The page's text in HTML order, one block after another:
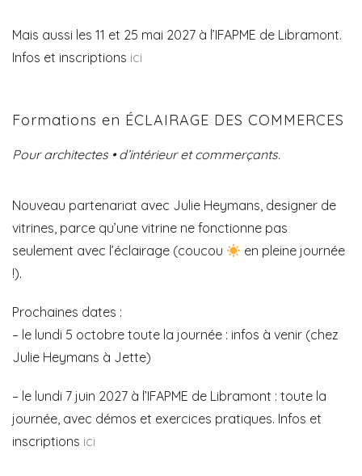
Mais aussi les 11 et 25 mai 2027 à l’IFAPME de Libramont.
Infos et inscriptions ici
Formations en ÉCLAIRAGE DES COMMERCES
Pour architectes • d’intérieur et commerçants.
Nouveau partenariat avec Julie Heymans, designer de
vitrines, parce qu’une vitrine ne fonctionne pas
seulement avec l’éclairage (coucou
en pleine journée
!).
Prochaines dates :
– le lundi 5 octobre toute la journée : infos à venir (chez
Julie Heymans à Jette)
– le lundi 7 juin 2027 à l’IFAPME de Libramont : toute la
journée, avec démos et exercices pratiques. Infos et
inscriptions ici